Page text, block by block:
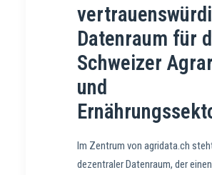
Datenraum für
Schweizer
und
Im Zentrum von agridata.ch
dezentraler Datenraum, der einen